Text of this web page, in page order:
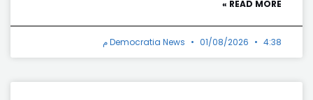
READ MORE »
Democratia News 01/08/2026 4:38 م